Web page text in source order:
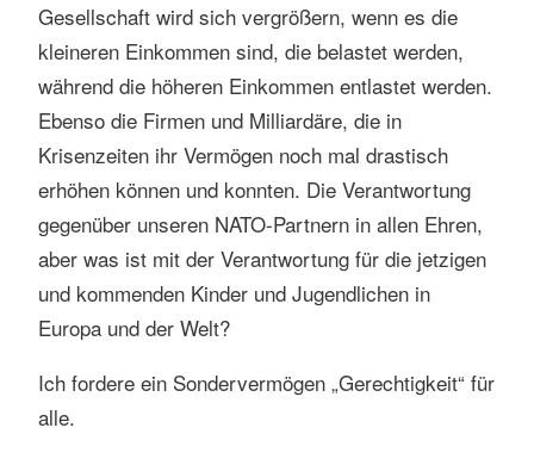
Gesellschaft wird sich vergrößern, wenn es die
kleineren Einkommen sind, die belastet werden,
während die höheren Einkommen entlastet werden.
Ebenso die Firmen und Milliardäre, die in
Krisenzeiten ihr Vermögen noch mal drastisch
erhöhen können und konnten. Die Verantwortung
gegenüber unseren NATO-Partnern in allen Ehren,
aber was ist mit der Verantwortung für die jetzigen
und kommenden Kinder und Jugendlichen in
Europa und der Welt?
Ich fordere ein Sondervermögen „Gerechtigkeit“ für
alle.